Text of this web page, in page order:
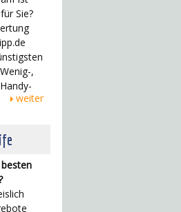
Sie?
,
weiter